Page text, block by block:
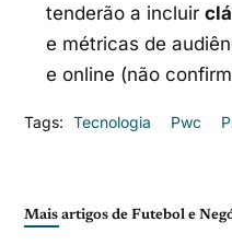
tenderão a incluir
e métricas de
e online (não
Tags: Tecnologia Pwc
Mais artigos de Futebol e